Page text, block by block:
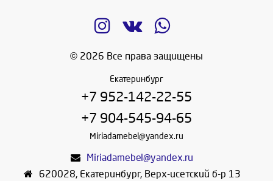
© 2026 Все права защищены
Екатеринбург
+7 952-142-22-55
+7 904-545-94-65
Miriadamebel@yandex.ru
Miriadamebel@yandex.ru
620028, Екатеринбург, Верх-исетский б-р 13